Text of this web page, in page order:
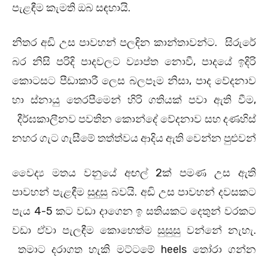
පැළඳීම කැමති ඔබ සඳහායි.
නිතර අඩි උස පාවහන් පලඳින කාන්තාවන්ට. සිරුරේ
බර නිසි පරිදි පාදවලට ව්‍යාප්ත නොවී, පාදයේ ඉදිරි
කොටසට පීඩාකාරී ලෙස බලපෑම නිසා, පාද වේදනාව
හා ස්නායු තෙරපීමෙන් හිරි ගතියක් පවා ඇති වීම,
දීර්ඝකාලීනව පවතින කොන්දේ වේදනාව සහ දණහිස්
නහර ගැට ගැසීමේ තත්ත්වය ආදිය ඇති වෙන්න පුළුවන්
වෛද්‍ය මතය වනුයේ අඟල් 2ක් පමණ උස ඇති
පාවහන් පැළඳීම සුදුසු බවයි. අඩි උස පාවහන් දවසකට
පැය 4-5 කට වඩා දාගෙන ඉ සතියකට දෙතුන් වරකට
වඩා ඒවා පැලඳීම කොහෙත්ම සුසුසු වන්නේ නැහැ.
තමාට දරාගත හැකි මට්ටමේ heels තෝරා ගන්න